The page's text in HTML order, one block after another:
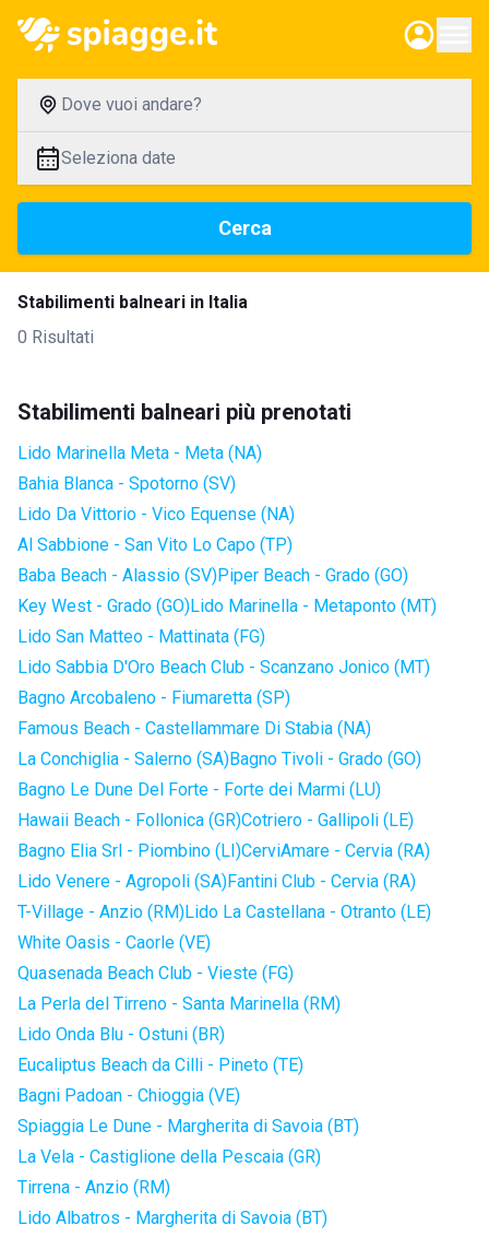
Dove vuoi andare?
Seleziona date
Cerca
Stabilimenti balneari in Italia
0 Risultati
Stabilimenti balneari più prenotati
Lido Marinella Meta - Meta (NA)
Bahia Blanca - Spotorno (SV)
Lido Da Vittorio - Vico Equense (NA)
Al Sabbione - San Vito Lo Capo (TP)
Baba Beach - Alassio (SV)Piper Beach - Grado (GO)
Key West - Grado (GO)Lido Marinella - Metaponto (MT)
Lido San Matteo - Mattinata (FG)
Lido Sabbia D'Oro Beach Club - Scanzano Jonico (MT)
Bagno Arcobaleno - Fiumaretta (SP)
Famous Beach - Castellammare Di Stabia (NA)
La Conchiglia - Salerno (SA)Bagno Tivoli - Grado (GO)
Bagno Le Dune Del Forte - Forte dei Marmi (LU)
Hawaii Beach - Follonica (GR)Cotriero - Gallipoli (LE)
Bagno Elia Srl - Piombino (LI)CerviAmare - Cervia (RA)
Lido Venere - Agropoli (SA)Fantini Club - Cervia (RA)
T-Village - Anzio (RM)Lido La Castellana - Otranto (LE)
White Oasis - Caorle (VE)
Quasenada Beach Club - Vieste (FG)
La Perla del Tirreno - Santa Marinella (RM)
Lido Onda Blu - Ostuni (BR)
Eucaliptus Beach da Cilli - Pineto (TE)
Bagni Padoan - Chioggia (VE)
Spiaggia Le Dune - Margherita di Savoia (BT)
La Vela - Castiglione della Pescaia (GR)
Tirrena - Anzio (RM)
Lido Albatros - Margherita di Savoia (BT)